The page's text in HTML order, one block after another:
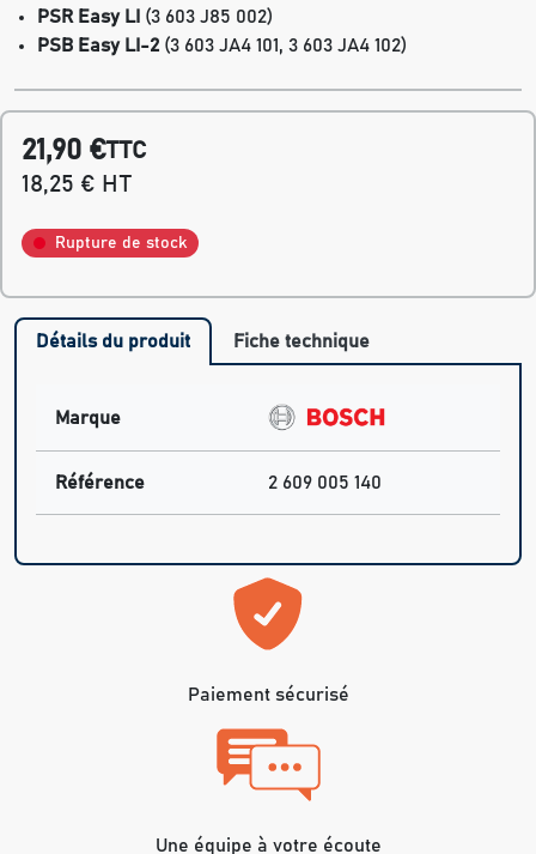
PSR Easy LI (3 603 J85 002)
PSB Easy LI-2 (3 603 JA4 101, 3 603 JA4 102)
21,90 €TTC
18,25 € HT
Rupture de stock
Détails du produit Fiche technique
Marque
Référence 2 609 005 140
Paiement sécurisé
Une équipe à votre écoute